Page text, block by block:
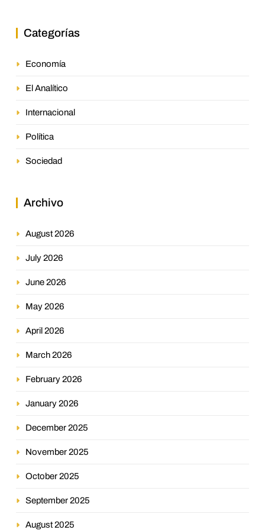
Categorías
Economía
El Analítico
Internacional
Política
Sociedad
Archivo
August 2026
July 2026
June 2026
May 2026
April 2026
March 2026
February 2026
January 2026
December 2025
November 2025
October 2025
September 2025
August 2025